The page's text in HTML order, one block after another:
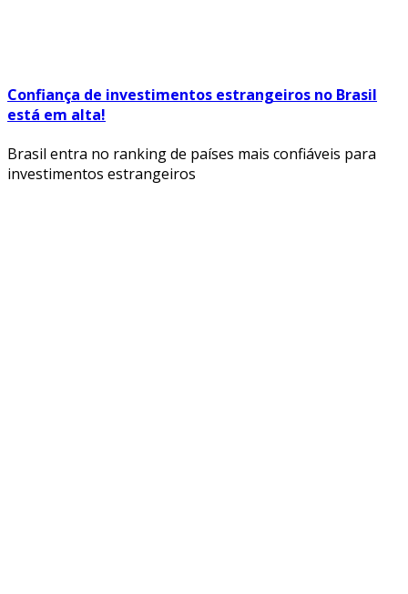
Confiança de investimentos estrangeiros no Brasil
está em alta!
Brasil entra no ranking de países mais confiáveis para
investimentos estrangeiros